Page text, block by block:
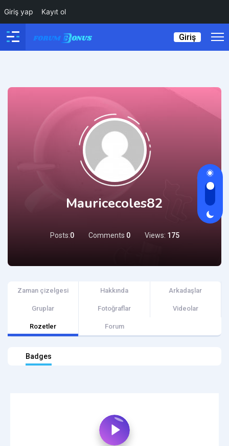
Giriş yap Kayıt ol
Giriş
Mauricecoles82
Posts:0 Comments 0 Views: 175
Zaman çizelgesi Hakkında Arkadaşlar
Gruplar Fotoğraflar Videolar
Rozetler Forum
Badges